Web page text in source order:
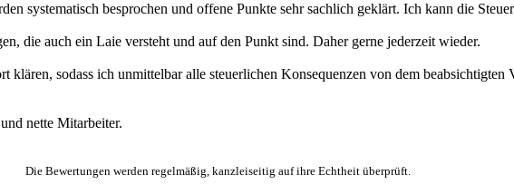
systematisch besprochen und offene Punkte sehr sachlich geklärt. Ich kann die
die auch ein Laie versteht und auf den Punkt sind. Daher gerne jederzeit wieder.
sodass ich unmittelbar alle steuerlichen Konsequenzen von dem
nette Mitarbeiter.
Die Bewertungen werden regelmäßig, kanzleiseitig auf ihre Echtheit überprüft.